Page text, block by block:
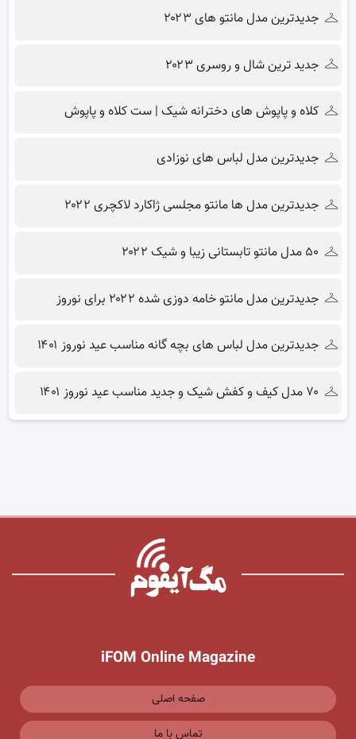
جدیدترین مدل مانتو های ۲۰۲۳
جدید ترین شال و روسری ۲۰۲۳
کلاه و پاپوش های دخترانه شیک | ست کلاه و پاپوش
جدیدترین مدل لباس های نوزادی
جدیدترین مدل ها مانتو مجلسی ژاکارد لاکچری ۲۰۲۲
۵۰ مدل مانتو تابستانی زیبا و شیک ۲۰۲۲
جدیدترین مدل مانتو خامه دوزی شده ۲۰۲۲ برای نوروز
جدیدترین مدل لباس های بچه گانه مناسب عید نوروز ۱۴۰۱
۷۰ مدل کیف و کفش شیک و جدید مناسب عید نوروز ۱۴۰۱
iFOM Online Magazine
صفحه اصلی
تماس با ما